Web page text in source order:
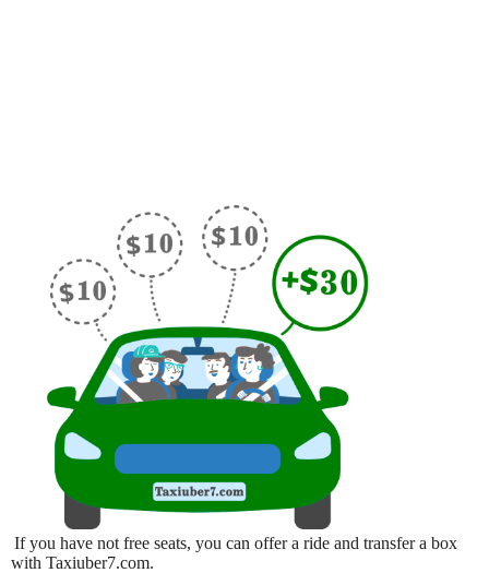
If you have not free seats, you can offer a ride and transfer a box
with Taxiuber7.com.